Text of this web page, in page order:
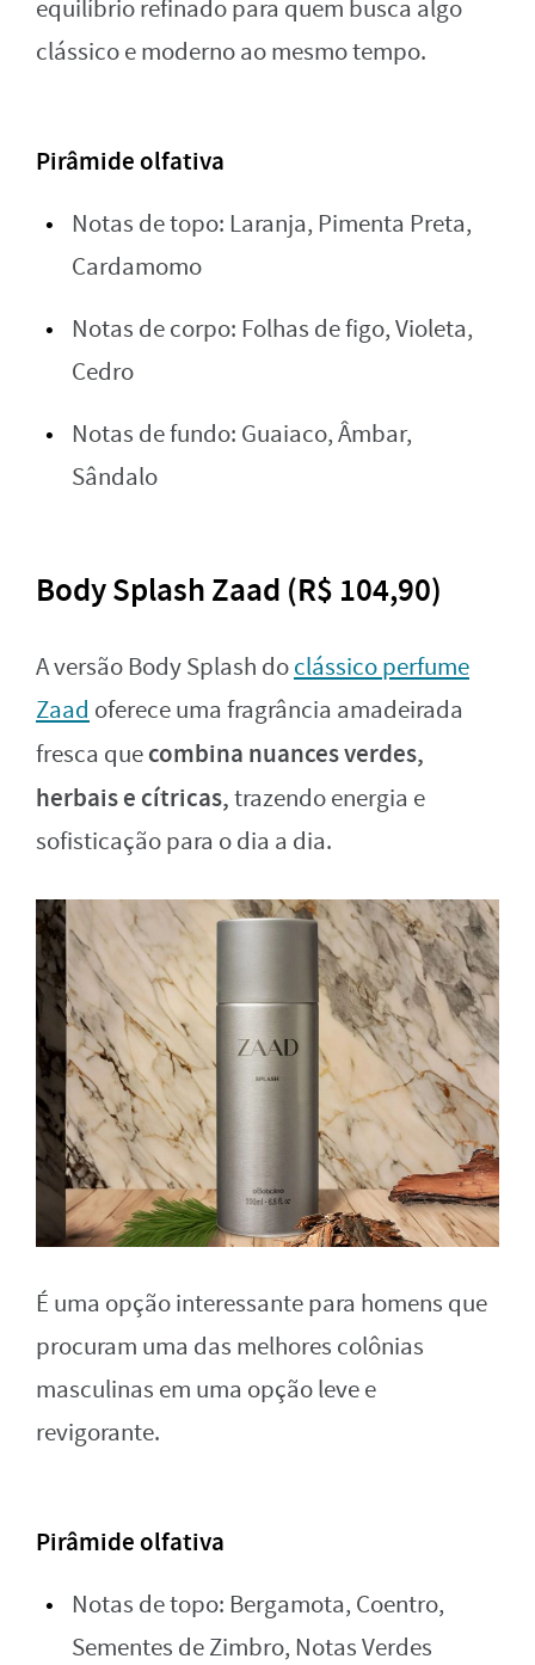
equilíbrio refinado para quem busca algo
clássico e moderno ao mesmo tempo.
Pirâmide olfativa
Notas de topo: Laranja, Pimenta Preta,
Cardamomo
Notas de corpo: Folhas de figo, Violeta,
Cedro
Notas de fundo: Guaiaco, Âmbar,
Sândalo
Body Splash Zaad (R$ 104,90)
A versão Body Splash doclássico perfume
Zaad oferece uma fragrância amadeirada
fresca quecombina nuances verdes,
herbais e cítricas,trazendo energia e
sofisticação para o dia a dia.
É uma opção interessante para homens que
procuram uma das melhores colônias
masculinas em uma opção leve e
revigorante.
Pirâmide olfativa
Notas de topo: Bergamota, Coentro,
Sementes de Zimbro, Notas Verdes